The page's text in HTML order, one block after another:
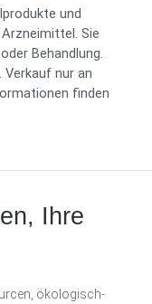
und
Sie
Behandlung.
Verkauf nur an
finden
Ihre
ökologisch-